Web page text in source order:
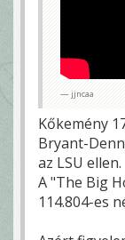
jjncaa
Kőkemény
Bryant-
az LSU ellen.
A "The Big
114.804-es